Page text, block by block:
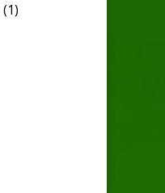
(1)